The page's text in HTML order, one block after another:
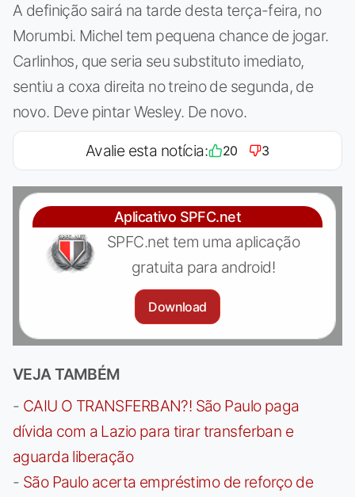
A definição sairá na tarde desta terça-feira, no
Morumbi. Michel tem pequena chance de jogar.
Carlinhos, que seria seu substituto imediato,
sentiu a coxa direita no treino de segunda, de
novo. Deve pintar Wesley. De novo.
Avalie esta notícia: 20 3
Aplicativo SPFC.net
SPFC.net tem uma aplicação
gratuita para android!
Download
VEJA TAMBÉM
- CAIU O TRANSFERBAN?! São Paulo paga
dívida com a Lazio para tirar transferban e
aguarda liberação
- São Paulo acerta empréstimo de reforço de